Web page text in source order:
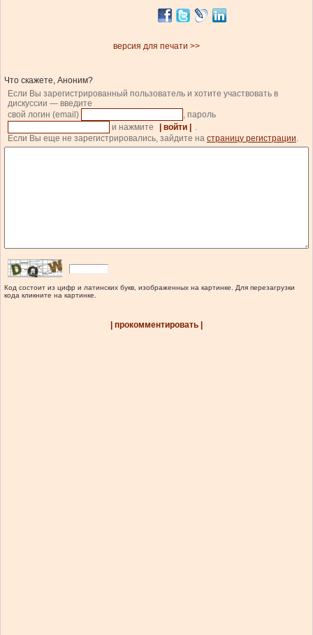
версия для печати >>
Что скажете, Аноним?
Если Вы зарегистрированный пользователь и хотите участвовать в
дискуссии — введите
свой логин (email)
, пароль
и нажмите
| войти |
.
Если Вы еще не зарегистрировались, зайдите на страницу регистрации.
Код состоит из цифр и латинских букв, изображенных на картинке. Для перезагрузки
кода кликните на картинке.
| прокомментировать |